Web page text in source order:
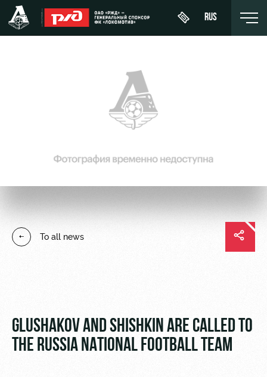
RUS
table
Coaching
ticket
VIP Boxes
ВИП-ЗОНЫ
СЕМЕЙНЫЙ
supporters
About
Sponsors
Contacts
Youth
19)
To all news
GLUSHAKOV AND SHISHKIN ARE CALLED TO
THE RUSSIA NATIONAL FOOTBALL TEAM